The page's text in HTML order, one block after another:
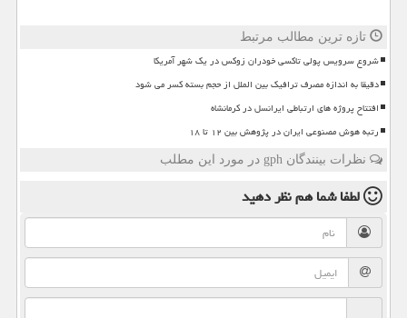
تازه ترین مطالب مرتبط
شروع سرویس پولی تاکسی خودران زوکس در یک شهر آمریکا
دقیقا به اندازه مصرف ترافیک بین الملل از حجم بسته کسر می شود
افتتاح پروژه های ارتباطی ایرانسل در کرمانشاه
رتبه هوش مصنوعی ایران در پژوهش بین ۱۲ تا ۱۸
نظرات بینندگان gph در مورد این مطلب
لطفا شما همنظر دهید